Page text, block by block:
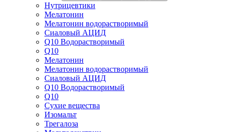
Нутрицевтики
Мелатонин
Мелатонин водорастворимый
Сиаловый АЦИД
Q10 Водорастворимый
Q10
Мелатонин
Мелатонин водорастворимый
Сиаловый АЦИД
Q10 Водорастворимый
Q10
Сухие вещества
Изомальт
Трегалоза